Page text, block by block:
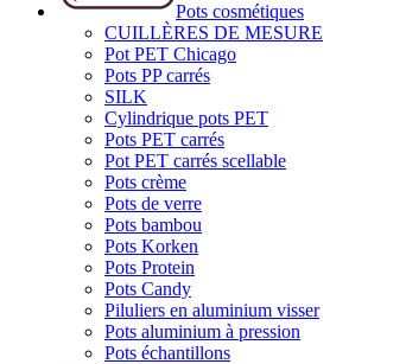
Pots cosmétiques
CUILLÈRES DE MESURE
Pot PET Chicago
Pots PP carrés
SILK
Cylindrique pots PET
Pots PET carrés
Pot PET carrés scellable
Pots crème
Pots de verre
Pots bambou
Pots Korken
Pots Protein
Pots Candy
Piluliers en aluminium visser
Pots aluminium à pression
Pots échantillons